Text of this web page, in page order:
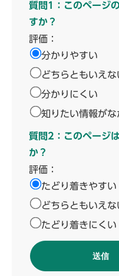
質問1：このページ
すか？
評価：
分かりやすい
どちらともいえな
分かりにくい
知りたい情報がな
質問2：このページ
か？
評価：
たどり着きやすい
どちらともいえな
たどり着きにくい